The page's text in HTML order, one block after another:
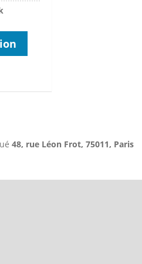
48, rue Léon Frot, 75011, Paris